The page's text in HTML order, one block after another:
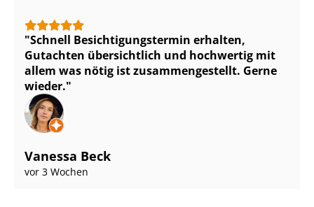
Schnell Be­sich­ti­gungs­ter­min erhalten,
Gutachten übersichtlich und hochwertig mit
allem was nötig ist zu­sam­men­ge­stellt. Gerne
wieder.
Vanessa Beck
vor 3 Wochen